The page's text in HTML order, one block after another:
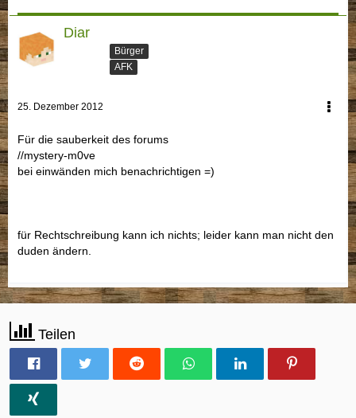
Diar
Bürger
AFK
25. Dezember 2012
Für die sauberkeit des forums
//mystery-m0ve
bei einwänden mich benachrichtigen =)
für Rechtschreibung kann ich nichts; leider kann man nicht den
duden ändern.
Teilen